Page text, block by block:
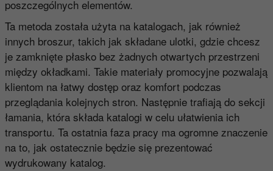
poszczególnych elementów.
Ta metoda została użyta na katalogach, jak również
innych broszur, takich jak składane ulotki, gdzie chcesz
je zamknięte płasko bez żadnych otwartych przestrzeni
między okładkami. Takie materiały promocyjne pozwalają
klientom na łatwy dostęp oraz komfort podczas
przeglądania kolejnych stron. Następnie trafiają do sekcji
łamania, która składa katalogi w celu ułatwienia ich
transportu. Ta ostatnia faza pracy ma ogromne znaczenie
na to, jak ostatecznie będzie się prezentować
wydrukowany katalog.